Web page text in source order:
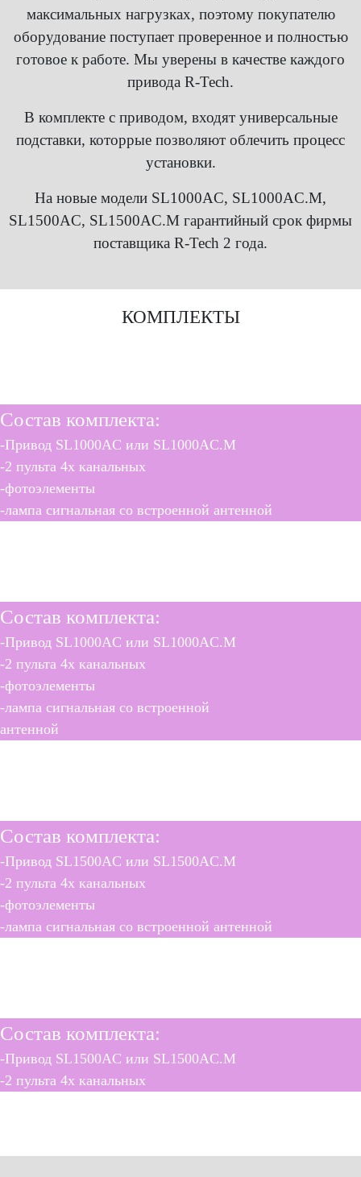
максимальных нагрузках, поэтому покупателю
оборудование поступает проверенное и полностью
готовое к работе. Мы уверены в качестве каждого
привода R-Tech.
В комплекте с приводом, входят универсальные
подставки, которрые позволяют облечить процесс
установки.
На новые модели SL1000AC, SL1000AC.M,
SL1500AC, SL1500AC.M гарантийный срок фирмы
поставщика R-Tech 2 года.
КОМПЛЕКТЫ
Состав комплекта:
-Привод SL1000AC или SL1000AC.M
-2 пульта 4х канальных
-фотоэлементы
-лампа сигнальная со встроенной антенной
Состав комплекта:
-Привод SL1000AC или SL1000AC.M
-2 пульта 4х канальных
-фотоэлементы
-лампа сигнальная со встроенной
антенной
Состав комплекта:
-Привод SL1500AC или SL1500AC.M
-2 пульта 4х канальных
-фотоэлементы
-лампа сигнальная со встроенной антенной
Состав комплекта:
-Привод SL1500AC или SL1500AC.M
-2 пульта 4х канальных